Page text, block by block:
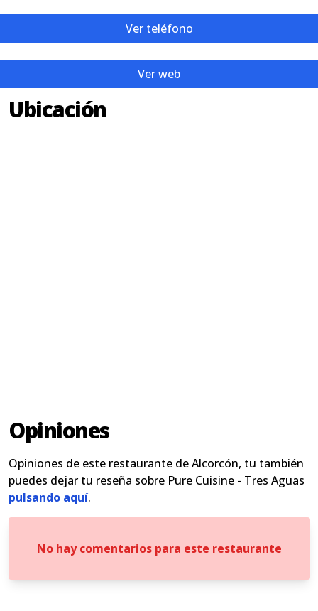
Ver teléfono
Ver web
Ubicación
Opiniones
Opiniones de este restaurante de Alcorcón, tu también
puedes dejar tu reseña sobre Pure Cuisine - Tres Aguas
pulsando aquí.
No hay comentarios para este restaurante